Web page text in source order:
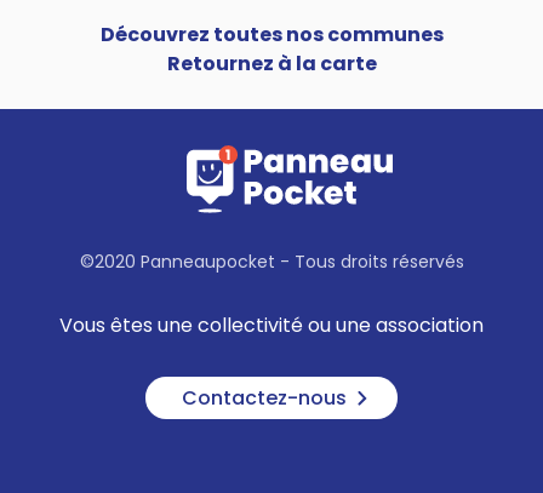
Découvrez toutes nos communes
Retournez à la carte
©2020 Panneaupocket - Tous droits réservés
Vous êtes une collectivité ou une association
Contactez-nous